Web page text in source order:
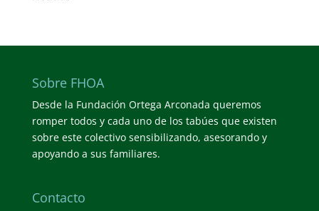
Sobre FHOA
Desde la Fundación Ortega Arconada queremos
romper todos y cada uno de los tabúes que existen
sobre este colectivo sensibilizando, asesorando y
apoyando a sus familiares.
Contacto